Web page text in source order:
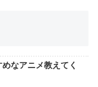
めなアニメ教えてく